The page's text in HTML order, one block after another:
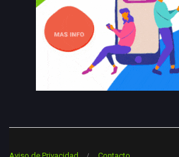
Aviso de Privacidad Contacto